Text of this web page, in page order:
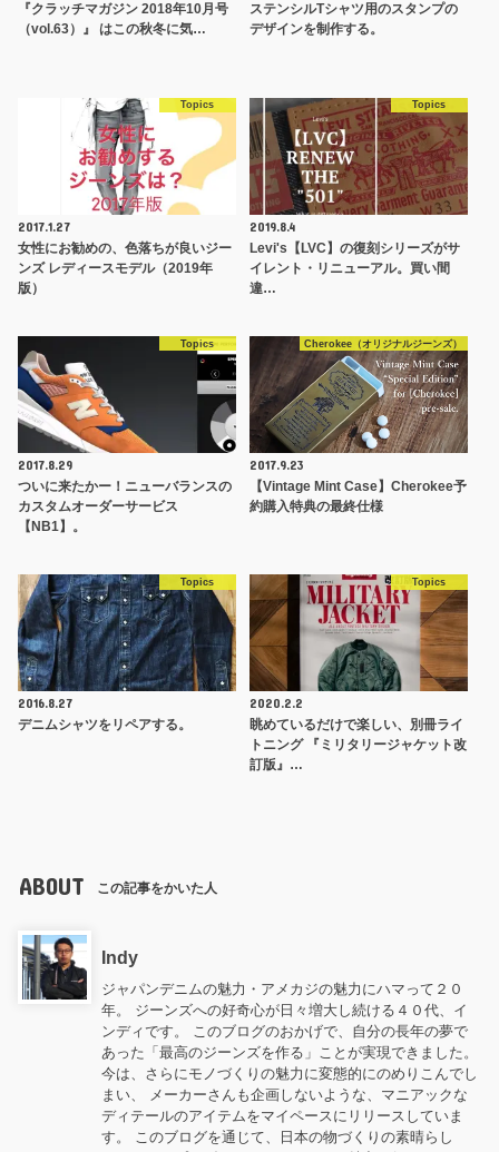
『クラッチマガジン 2018年10月号
（vol.63）』 はこの秋冬に気…
ステンシルTシャツ用のスタンプの
デザインを制作する。
Topics
2017.1.27
女性にお勧めの、色落ちが良いジー
ンズ レディースモデル（2019年
版）
Topics
2019.8.4
Levi's【LVC】の復刻シリーズがサ
イレント・リニューアル。買い間
違…
Topics
2017.8.29
ついに来たかー！ニューバランスの
カスタムオーダーサービス
【NB1】。
Cherokee（オリジナルジーンズ）
2017.9.23
【Vintage Mint Case】Cherokee予
約購入特典の最終仕様
Topics
2016.8.27
デニムシャツをリペアする。
Topics
2020.2.2
眺めているだけで楽しい、別冊ライ
トニング 『ミリタリージャケット改
訂版』…
ABOUT この記事をかいた人
Indy
ジャパンデニムの魅力・アメカジの魅力にハマって２０
年。 ジーンズへの好奇心が日々増大し続ける４０代、イ
ンディです。 このブログのおかげで、自分の長年の夢で
あった「最高のジーンズを作る」ことが実現できました。
今は、さらにモノづくりの魅力に変態的にのめりこんでし
まい、 メーカーさんも企画しないような、マニアックな
ディテールのアイテムをマイペースにリリースしていま
す。 このブログを通じて、日本の物づくりの素晴らし